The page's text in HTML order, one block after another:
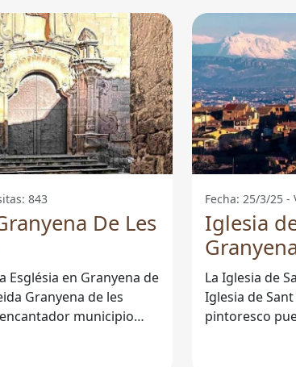
843
De Les
Església en Granyena de
les
municipio
Fecha: 25/3/25 -
Iglesia
Les
La Iglesia de
Iglesia de
pintoresco